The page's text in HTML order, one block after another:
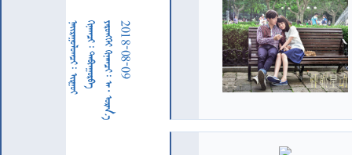
         2018-08-09